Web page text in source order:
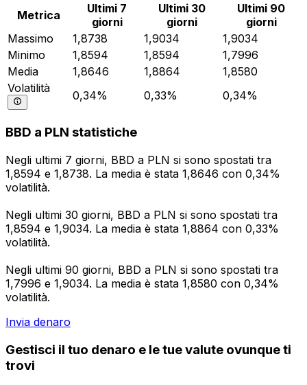
Metrica
Ultimi 7
giorni
Ultimi 30
giorni
Ultimi 90
giorni
Massimo
1,8738 1,9034
1,9034
Minimo
1,8594 1,8594
1,7996
Media
1,8646 1,8864
1,8580
Volatilità
0,34% 0,33% 0,34%
BBD a PLN statistiche
Negli ultimi 7 giorni, BBD a PLN si sono spostati tra
1,8594 e 1,8738. La media è stata 1,8646 con 0,34%
volatilità.
Negli ultimi 30 giorni, BBD a PLN si sono spostati tra
1,8594 e 1,9034. La media è stata 1,8864 con 0,33%
volatilità.
Negli ultimi 90 giorni, BBD a PLN si sono spostati tra
1,7996 e 1,9034. La media è stata 1,8580 con 0,34%
volatilità.
Invia denaro
Gestisci il tuo denaro e le tue valute ovunque ti
trovi